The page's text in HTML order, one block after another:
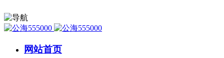
网站首页